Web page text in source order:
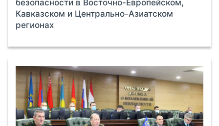
безопасности в Восточно-Европейском,
Кавказском и Центрально-Азиатском
регионах